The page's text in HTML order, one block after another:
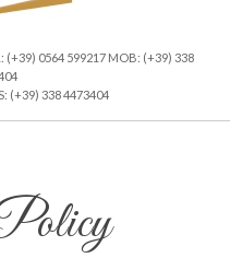
(+39) 0564 599217 MOB: (+39) 338
(+39) 338 4473404